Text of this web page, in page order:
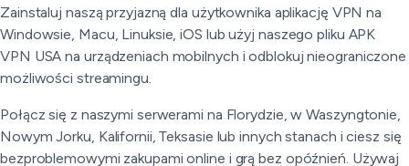
Zainstaluj naszą przyjazną dla użytkownika aplikację VPN na
Windowsie, Macu, Linuksie, iOS lub użyj naszego pliku APK
VPN USA na urządzeniach mobilnych i odblokuj nieograniczone
możliwości streamingu.
Połącz się z naszymi serwerami na Florydzie, w Waszyngtonie,
Nowym Jorku, Kalifornii, Teksasie lub innych stanach i ciesz się
bezproblemowymi zakupami online i grą bez opóźnień. Używaj